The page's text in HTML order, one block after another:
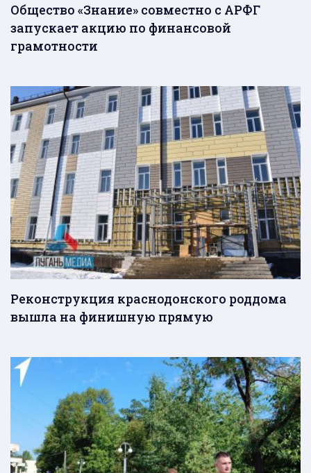
Общество «Знание» совместно с АРФГ
запускает акцию по финансовой
грамотности
Реконструкция краснодонского роддома
вышла на финишную прямую